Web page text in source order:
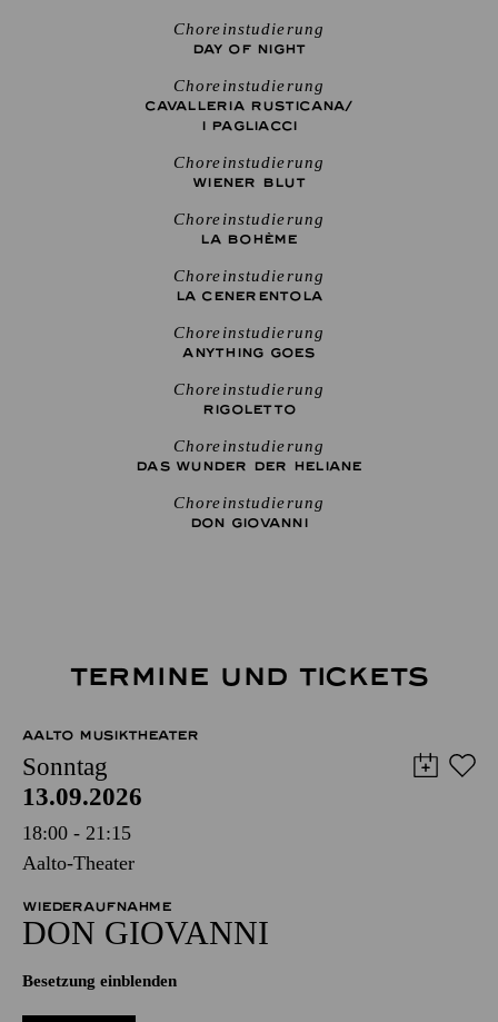
Choreinstudierung
DAY OF NIGHT
Choreinstudierung
CAVALLERIA RUSTICANA/
I PAGLIACCI
Choreinstudierung
WIENER BLUT
Choreinstudierung
LA BOHÈME
Choreinstudierung
LA CENE­RENTOLA
Choreinstudierung
ANYTHING GOES
Choreinstudierung
RIGO­LETTO
Choreinstudierung
DAS WUNDER DER HELIANE
Choreinstudierung
DON GIO­VANNI
TERMINE UND TICKETS
AALTO MUSIKTHEATER
Sonntag
13.09.2026
18:00 - 21:15
Aalto-Theater
WIEDERAUFNAHME
DON GIO­VANNI
Besetzung einblenden